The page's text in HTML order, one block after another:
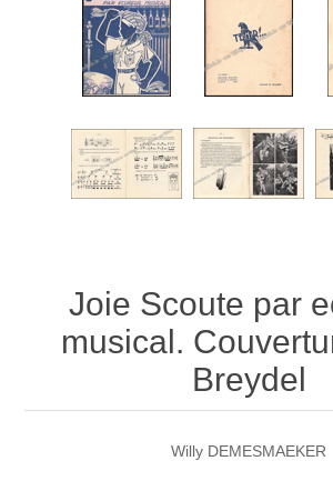
Joie Scoute par
musical.
Breydel
Willy DEMESMAEKER